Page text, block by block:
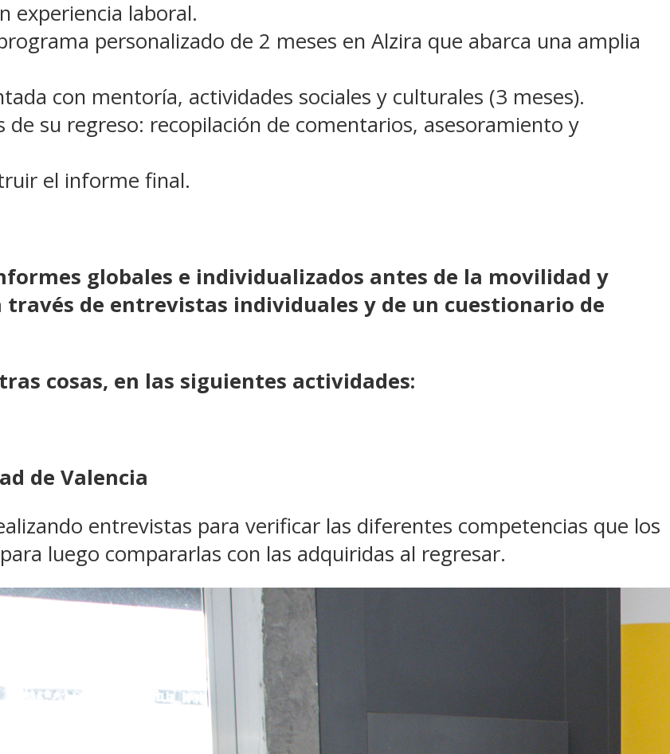
experiencia laboral.
personalizado de 2 meses en Alzira que abarca una amplia
con mentoría, actividades sociales y culturales (3 meses).
su regreso: recopilación de comentarios, asesoramiento y
el informe final.
globales e individualizados antes de la movilidad y
través de entrevistas individuales y de un cuestionario de
cosas, en las siguientes actividades:
de Valencia
entrevistas para verificar las diferentes competencias que los
luego compararlas con las adquiridas al regresar.